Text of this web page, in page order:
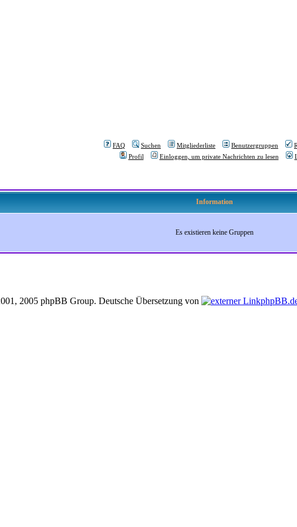
FAQ Suchen Mitgliederliste Benutzergruppen
Profil
Einloggen, um private Nachrichten zu lesen
Information
Es existieren keine Gruppen
2005 phpBB Group. Deutsche Übersetzung von